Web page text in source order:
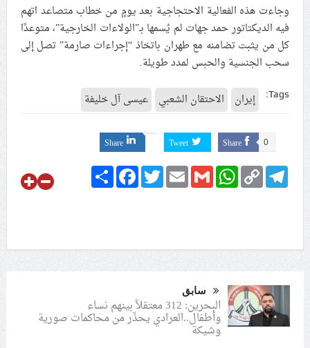
وجاءت هذه الفعالية الاحتجاجية بعد يومٍ من خطاب متصاعد اتهم
فيه الديكتاتور حمد جهات لم يُسمها بـ”الولاءات الخارجية”، متوعدًا
كل من يثبت تضامنه مع طهران باتخاذ “إجراءات صارمة” تصل إلى
سحب الجنسية والحبس لمدد طويلة.
Tags: إيران الاحتقان الشعبي عيسى آل خليفة
Share 0
Tweet
Share
ShareFacebookTwitterEmailGmail
WhatsApp Copy
Link
Telegram
سابق
البحرين: 312 معتقلاً بينهم نساء
وأطفال..العرادي يحذّر من محاكمات صورية
وشيكة